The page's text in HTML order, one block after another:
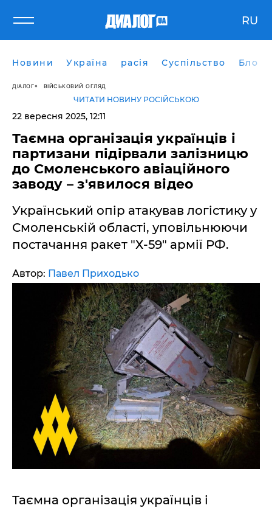
RU
Новини Україна расія Суспільство Блоги
ДІАЛОГ ВІЙСЬКОВИЙ ОГЛЯД
ЧИТАТИ НОВИНУ РОСІЙСЬКОЮ
22 вересня 2025, 12:11
Таємна організація українців і
партизани підірвали залізницю
до Смоленського авіаційного
заводу – з'явилося відео
Український опір атакував логістику у
Смоленській області, уповільнюючи
постачання ракет "Х-59" армії РФ.
Автор: Павел Приходько
Таємна організація українців і